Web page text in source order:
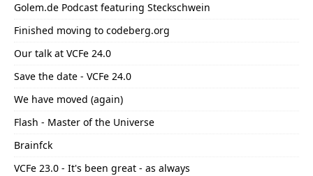
Golem.de Podcast featuring Steckschwein
Finished moving to codeberg.org
Our talk at VCFe 24.0
Save the date - VCFe 24.0
We have moved (again)
Flash - Master of the Universe
Brainfck
VCFe 23.0 - It's been great - as always